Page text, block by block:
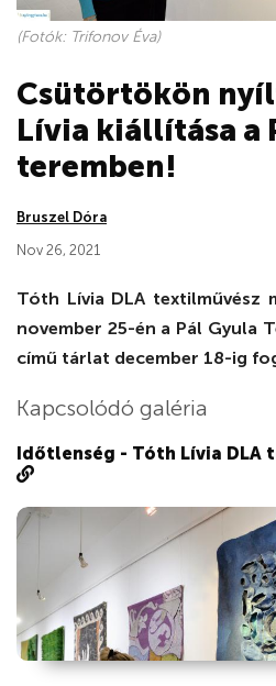
(Fotók: Trifonov Éva)
Csütörtökön
Lívia kiállítása a
teremben!
Bruszel Dóra
Nov 26, 2021
Tóth Lívia DLA textilművész
november 25-én a Pál Gyula
című tárlat december 18-ig
Kapcsolódó galéria
Időtlenség - Tóth Lívia DLA